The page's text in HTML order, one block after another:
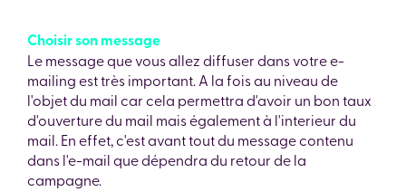
Choisir son message
Le message que vous allez diffuser dans votre e-
mailing est très important. A la fois au niveau de
l'objet du mail car cela permettra d'avoir un bon taux
d'ouverture du mail mais également à l'interieur du
mail. En effet, c'est avant tout du message contenu
dans l'e-mail que dépendra du retour de la
campagne.